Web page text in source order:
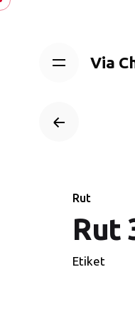
Skip
Via
Rut
Rut
Etiket